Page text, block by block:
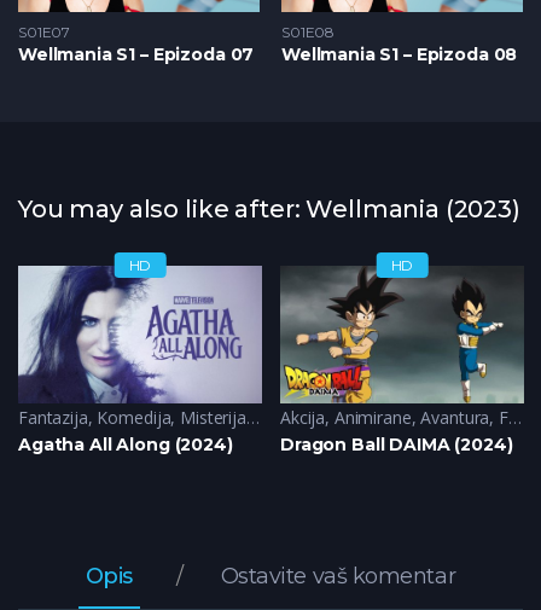
S01E07
Wellmania S1 – Epizoda 07
S01E08
Wellmania S1 – Epizoda 08
You may also like after: Wellmania (2023)
HD
Fantazija, Komedija, Misterija,Sci-Fi
Agatha All Along (2024)
HD
Akcija, Animirane,Avantura, Fantazija
Dragon Ball DAIMA (2024)
Opis Ostavite vaš komentar